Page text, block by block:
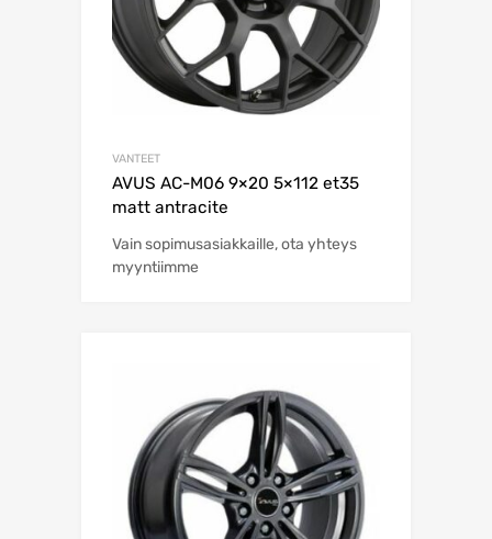
VANTEET
AVUS AC-M06 9×20 5×112 et35
matt antracite
Vain sopimusasiakkaille, ota yhteys
myyntiimme